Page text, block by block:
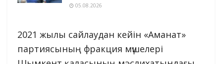
05.08.2026
2021 жылы сайлаудан кейін «Аманат»
партиясының фракция мүшелері